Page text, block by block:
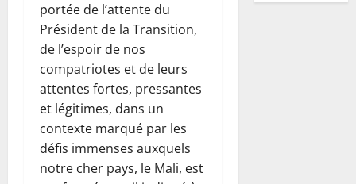
portée de l’attente du
Président de la Transition,
de l’espoir de nos
compatriotes et de leurs
attentes fortes, pressantes
et légitimes, dans un
contexte marqué par les
défis immenses auxquels
notre cher pays, le Mali, est